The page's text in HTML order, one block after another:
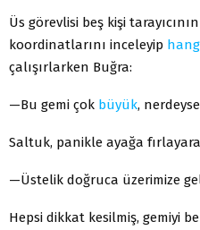
Üs görevlisi beş kişi
koordinatlarını inceleyip
çalışırlarken Buğra:
—Bu gemi çok büyük,
Saltuk, panikle ayağa
—Üstelik doğruca üzerimize
Hepsi dikkat kesilmiş, gemiyi